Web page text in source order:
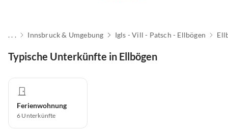
. . . Innsbruck & Umgebung Igls - Vill - Patsch - Ellbögen
Typische Unterkünfte in Ellbögen
Ferienwohnung
6 Unterkünfte